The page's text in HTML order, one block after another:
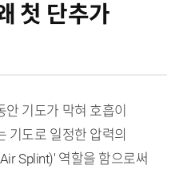
첫 단추가
기도가 막혀 호흡이
기도로 일정한 압력의
Splint)' 역할을 함으로써